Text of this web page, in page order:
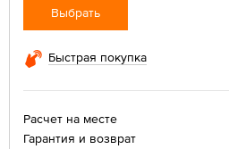
Выбрать
Быстрая покупка
Расчет на месте
Гарантия и возврат